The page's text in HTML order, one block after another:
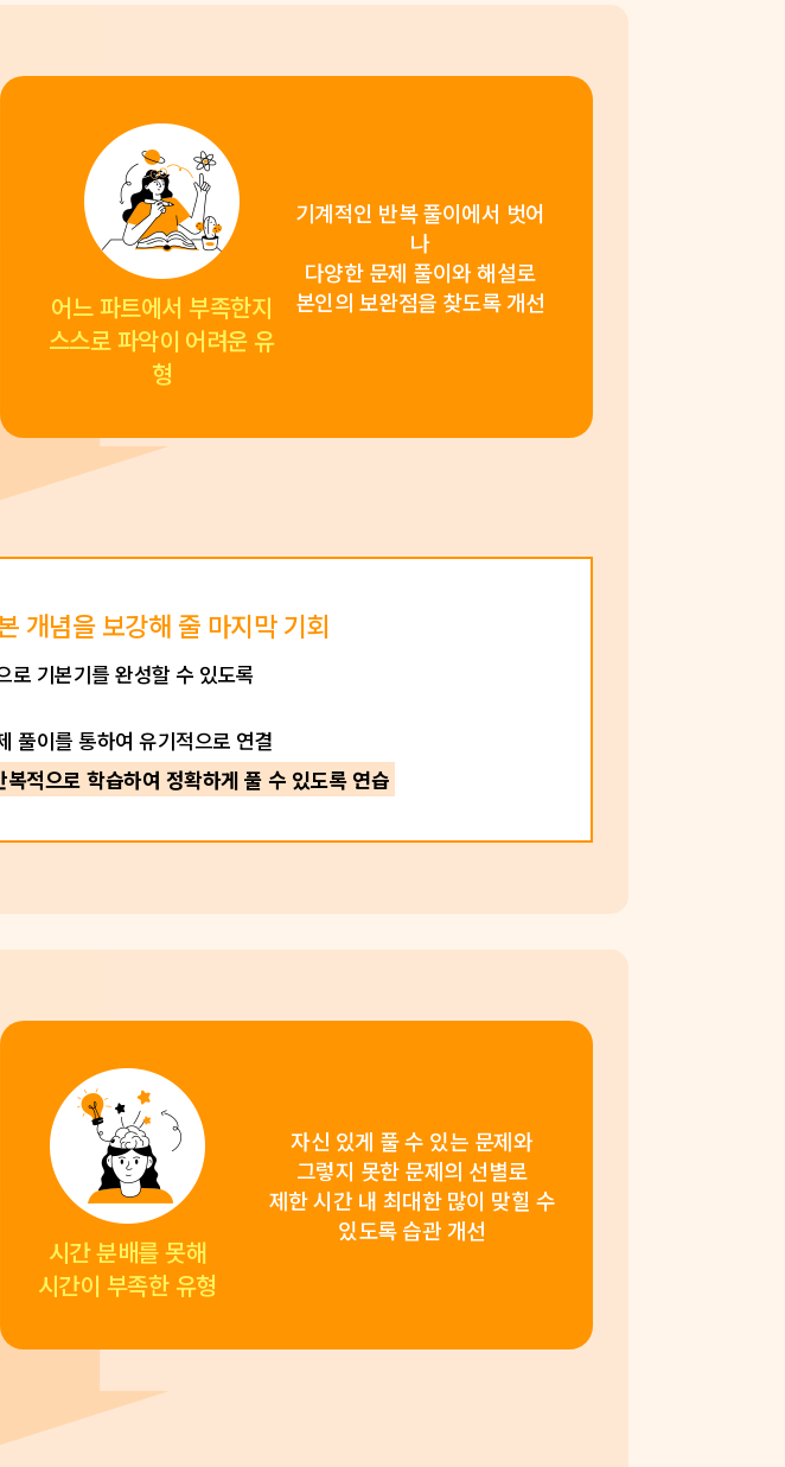
어느 파트에서 부족한지
스스로 파악이 어려운 유
형
기계적인 반복 풀이에서 벗어
나
다양한 문제 풀이와 해설로
본인의 보완점을 찾도록 개선
개념을 보강해 줄 마지막 기회
로 기본기를 완성할 수 있도록
풀이를 통하여 유기적으로 연결
복적으로 학습하여 정확하게 풀 수 있도록 연습
시간 분배를 못해
시간이 부족한 유형
자신 있게 풀 수 있는 문제와
그렇지 못한 문제의 선별로
제한 시간 내 최대한 많이 맞힐 수
있도록 습관 개선